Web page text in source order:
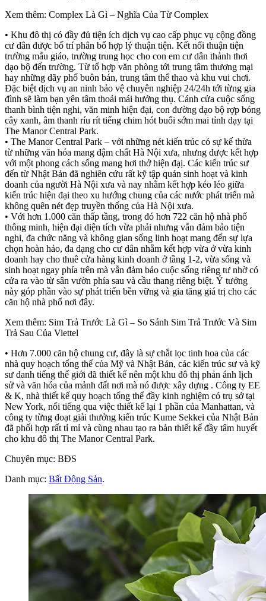
Xem thêm: Complex Là Gì – Nghĩa Của Từ Complex
• Khu đô thị có đầy đủ tiện ích dịch vụ cao cấp phục vụ cộng đồng
cư dân được bố trí phân bổ hợp lý thuận tiện. Kết nối thuận tiện
trường mẫu giáo, trường trung học cho con em cư dân thảnh thơi
dạo bộ đến trường. Từ tổ hợp văn phòng tới trung tâm thương mại
hay những dãy phố buôn bán, trung tâm thể thao và khu vui chơi.
Đặc biệt dịch vụ an ninh bảo vệ chuyên nghiệp 24/24h tới từng gia
đình sẽ làm bạn yên tâm thoải mái hưởng thụ. Cánh cửa cuộc sống
thanh bình tiện nghi, văn minh hiện đại, con đường dạo bộ rợp bóng
cây xanh, âm thanh ríu rít tiếng chim hót buổi sớm mai tỉnh dạy tại
The Manor Central Park.
• The Manor Central Park – với những nét kiến trúc có sự kế thừa
từ những văn hóa mang đậm chất Hà Nội xưa, nhưng được kết hợp
với một phong cách sống mang hơi thở hiện đạị. Các kiến trúc sư
đến từ Nhật Bản đã nghiên cứu rất kỹ tập quán sinh hoạt và kinh
doanh của người Hà Nội xưa và nay nhằm kết hợp kéo léo giữa
kiến trúc hiện đại theo xu hướng chung của các nước phát triển mà
không quên nét đẹp truyền thống của Hà Nội xưa.
• Với hơn 1.000 căn thấp tầng, trong đó hơn 722 căn hộ nhà phố
thông minh, hiện đại diện tích vừa phải nhưng vẫn đảm bảo tiện
nghi, đa chức năng và không gian sống linh hoạt mang đến sự lựa
chọn hoàn hảo, đa dạng cho cư dân nhằm kết hợp vừa ở vừa kinh
doanh hay cho thuê cửa hàng kinh doanh ở tầng 1-2, vừa sống và
sinh hoạt ngay phía trên mà vẫn đảm bảo cuộc sống riêng tư nhờ có
cửa ra vào từ sân vườn phía sau và cầu thang riêng biệt. Ý tưởng
này góp phần vào sự phát triển bền vững và gia tăng giá trị cho các
căn hộ nhà phố nơi đây.
Xem thêm: Sim Trả Trước Là Gì – So Sánh Sim Trả Trước Và Sim
Trả Sau Của Viettel
• Hơn 7.000 căn hộ chung cư, đây là sự chắt lọc tinh hoa của các
nhà quy hoạch tổng thể của Mỹ và Nhật Bản, các kiến trúc sư và kỹ
sư danh tiếng thế giới đã thiết kế nên một khu đô thị phản ánh lịch
sử và văn hóa của mảnh đất nơi mà nó được xây dựng . Công ty EE
& K, nhà thiết kế quy hoạch tổng thể đầy kinh nghiệm có trụ sở tại
New York, nổi tiếng qua việc thiết kế lại 1 phần của Manhattan, và
công ty từng đoạt giải thưởng kiến trúc Kume Sekkei của Nhật Bản
đã phối hợp rất tỉ mỉ và cùng nhau tạo ra bản thiết kế đầy tâm huyết
cho khu đô thị The Manor Central Park.
Chuyên mục: BĐS
Danh mục: Bất Động Sản.